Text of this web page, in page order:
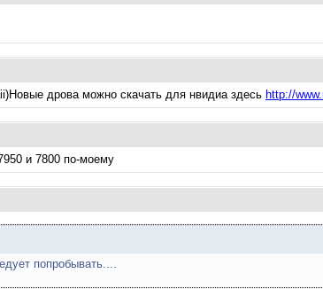
дрова можно скачать для нвидиа здесь http://
и 7800 по-моему
попробывать....